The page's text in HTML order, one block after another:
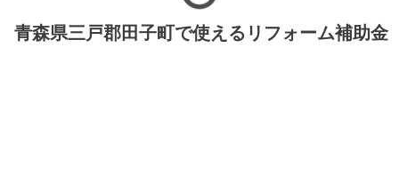
青森県三戸郡田子町で使えるリフォーム補助金